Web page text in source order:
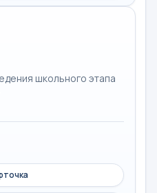
школьного этапа